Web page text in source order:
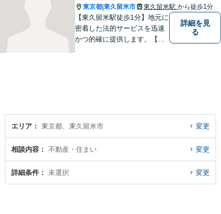
東京都|東久留米市 東久留米駅 から徒歩1分
【東久留米駅徒歩1分】地元に
密着した法的サービスを迅速
かつ的確に提供します。【当
詳細を見
る
エリア 東京都、東久留米市 変更
相談内容 不動産・住まい 変更
詳細条件 未選択 変更